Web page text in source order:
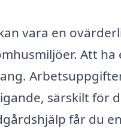
vara en
Att
särskilt för
får du